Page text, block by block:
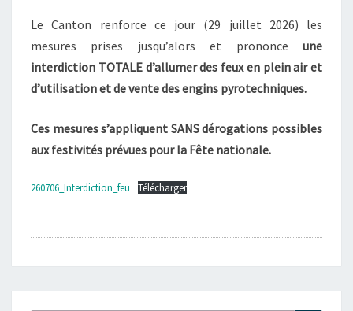
?
>
Le Canton renforce ce jour (29 juillet 2026) les
mesures prises jusqu’alors et prononce une
interdiction TOTALE d’allumer des feux en plein air et
d’utilisation et de vente des engins pyrotechniques.
Ces mesures s’appliquent SANS dérogations possibles
aux festivités prévues pour la Fête nationale.
260706_Interdiction_feu Télécharger